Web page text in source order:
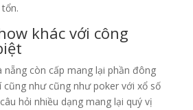
khác với công
nẵng còn cấp mang lại phần đông
cũng như cũng như poker với xổ số
hỏi nhiều dạng mang lại quý vị